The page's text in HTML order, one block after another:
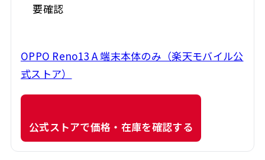
要確認
OPPO Reno13 A 端末本体のみ（楽天モバイル公
式ストア）
公式ストアで価格・在庫を確認する